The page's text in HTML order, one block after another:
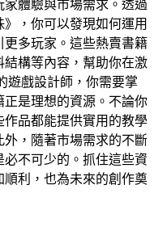
體驗與市場需求。透過
，你可以發現如何運用
多玩家。這些熱賣書籍
構等內容，幫助你在激
遊戲設計師，你需要掌
是理想的資源。不論你
品都能提供實用的教學
，隨著市場需求的不斷
不可少的。抓住這些資
利，也為未來的創作奠